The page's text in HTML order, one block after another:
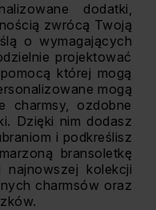
dodatki,
zwrócą Twoją
o wymagających
projektować
której mogą
mogą
charmsy, ozdobne
Dzięki nim dodasz
i podkreślisz
bransoletkę
najnowszej kolekcji
charmsów oraz